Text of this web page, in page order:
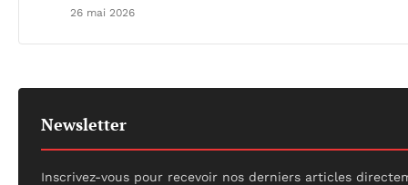
26 mai 2026
Newsletter
Inscrivez-vous pour recevoir nos derniers articles